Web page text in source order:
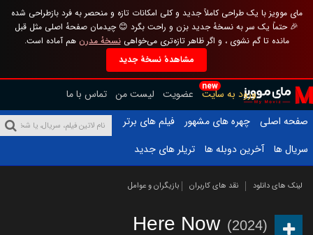
مای موویز با یک طراحی کاملاً جدید و کلی امکانات تازه و منحصر به فرد بازطراحی شده
🎉 حتماً یک سر به نسخهٔ جدید بزن و راحت بگرد 😊 چیدمان صفحهٔ اصلی مثل قبل
مانده تا گم نشوی ، و اگر ظاهر تازه‌تری می‌خواهینسخهٔ مدرن هم آماده است.
مشاهدهٔ نسخهٔ جدید
new
ورود به سایت عضویت لیست من تماس با ما
صفحه اصلی
چهره های مشهور
فیلم های برتر
سریال ها
آخرین دوبله ها تریلر های جدید
لینک های دانلود نقد های کاربران بازیگران و عوامل
Here Now (2024)